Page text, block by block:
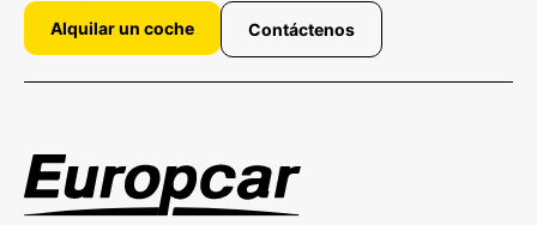
Alquilar un coche Contáctenos